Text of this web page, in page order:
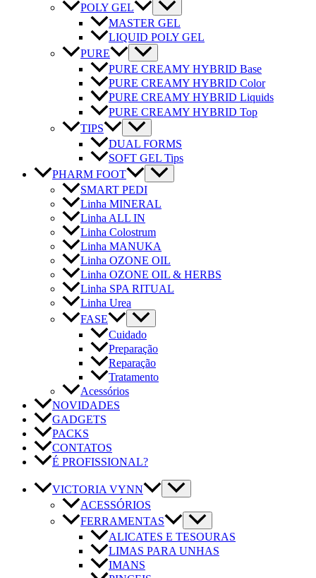
POLY GEL
MASTER GEL
LIQUID POLY GEL
PURE
PURE CREAMY HYBRID Base
PURE CREAMY HYBRID Color
PURE CREAMY HYBRID Liquids
PURE CREAMY HYBRID Top
TIPS
DUAL FORMS
SOFT GEL Tips
PHARM FOOT
SMART PEDI
Linha MINERAL
Linha ALL IN
Linha Colostrum
Linha MANUKA
Linha OZONE OIL
Linha OZONE OIL & HERBS
Linha SPA RITUAL
Linha Urea
FASE
Cuidado
Preparação
Reparação
Tratamento
Acessórios
NOVIDADES
GADGETS
PACKS
CONTATOS
É PROFISSIONAL?
VICTORIA VYNN
ACESSÓRIOS
FERRAMENTAS
ALICATES E TESOURAS
LIMAS PARA UNHAS
IMANS